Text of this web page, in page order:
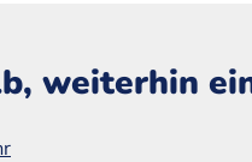
weiterhin